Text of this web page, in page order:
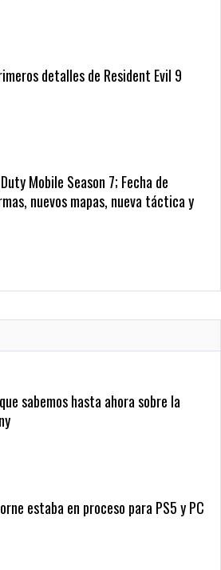
detalles de Resident Evil 9
Mobile Season 7; Fecha de
nuevos mapas, nueva táctica y
of Duty 2021 aparentemente ya fue
sabemos hasta ahora sobre la
estaba en proceso para PS5 y PC